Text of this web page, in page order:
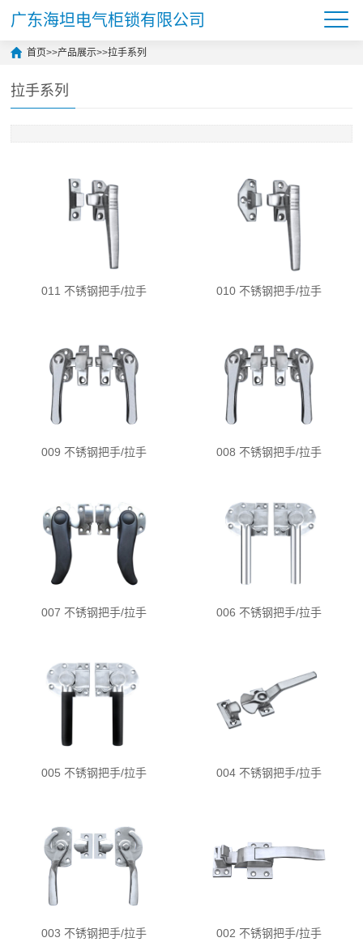
广东海坦电气柜锁有限公司
首页>>产品展示>>拉手系列
拉手系列
011 不锈钢把手/拉手 010 不锈钢把手/拉手
009 不锈钢把手/拉手 008 不锈钢把手/拉手
007 不锈钢把手/拉手 006 不锈钢把手/拉手
005 不锈钢把手/拉手 004 不锈钢把手/拉手
003 不锈钢把手/拉手 002 不锈钢把手/拉手